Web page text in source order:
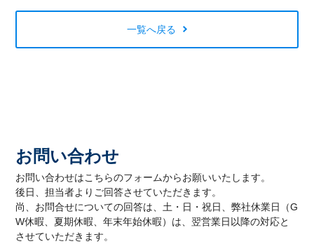
一覧へ戻る
お問い合わせ
お問い合わせはこちらのフォームからお願いいたします。
後日、担当者よりご回答させていただきます。
尚、お問合せについての回答は、土・日・祝日、弊社休業日（G
W休暇、夏期休暇、年末年始休暇）は、翌営業日以降の対応と
させていただきます。